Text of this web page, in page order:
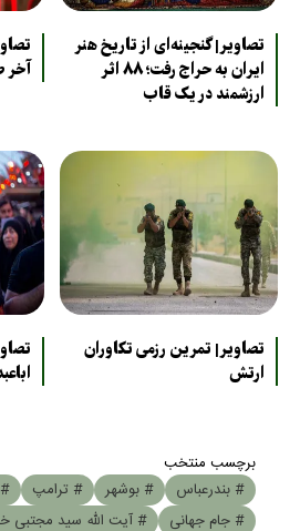
تصاویر| گنجینه‌ای از تاریخ هنر
ایران به حراج رفت؛ ۸۸ اثر
ارزشمند در یک قاب
آخر
تصاویر| تمرین رزمی تکاوران
ارتش
برچسب منتخب
# بندرعباس
# بوشهر # ترامپ
# جام جهانی
# آیت الله سید مجتبی